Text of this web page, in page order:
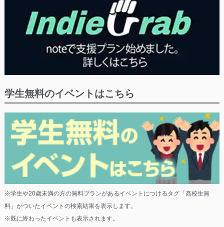
学生無料のイベントはこちら
※学生や20歳未満の方の無料プランがあるイベントにつけるタグ「高校生無
料」がついたイベントの検索結果を表示します。
※既に終わったイベントも表示されます。